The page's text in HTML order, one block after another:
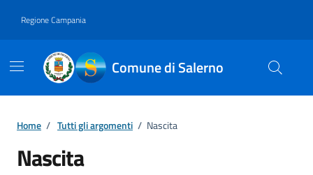
Regione Campania
Comune di Salerno
Home / Tutti gli argomenti / Nascita
Nascita